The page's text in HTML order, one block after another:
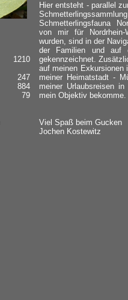
1210
247
884
79
Hier entsteht - parallel
Schmetterlingsfauna
von mir für Nordrhein-
wurden, sind in der
der Familien und auf
gekennzeichnet.
auf meinen Exkursionen
meiner Heimatstadt -
meiner Urlaubsreisen
mein Objektiv bekomme.
Viel Spaß beim Gucken
Jochen Kostewitz